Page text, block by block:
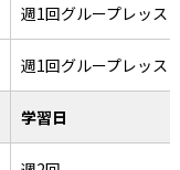
週1回グループレッス
週1回グループレッス
学習日